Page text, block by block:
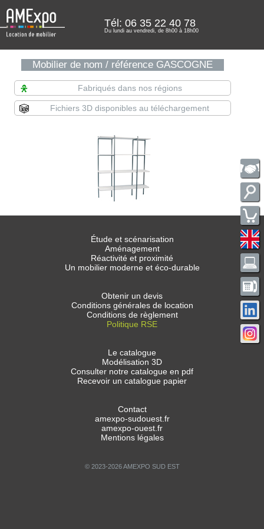
Tél: 06 35 22 40 78
Du lundi au vendredi, de 8h00 à 18h00
Mobilier de nom / référence GASCOGNE
Fabriqués dans nos régions
Fichiers 3D disponibles au téléchargement
Étude et scénarisation
Aménagement
Réactivité et proximité
Un mobilier moderne et éco-durable
Obtenir un devis
Conditions générales de location
Conditions de règlement
Politique RSE
Le catalogue
Modélisation 3D
Consulter notre catalogue en pdf
Recevoir un catalogue papier
Contact
amexpo-sudouest.fr
amexpo-ouest.fr
Mentions légales
© 2023-2026 AMEXPO SUD EST